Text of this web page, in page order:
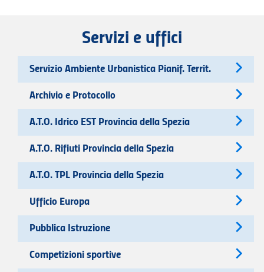
Servizi e uffici
Servizio Ambiente Urbanistica Pianif. Territ.
Archivio e Protocollo
A.T.O. Idrico EST Provincia della Spezia
A.T.O. Rifiuti Provincia della Spezia
A.T.O. TPL Provincia della Spezia
Ufficio Europa
Pubblica Istruzione
Competizioni sportive